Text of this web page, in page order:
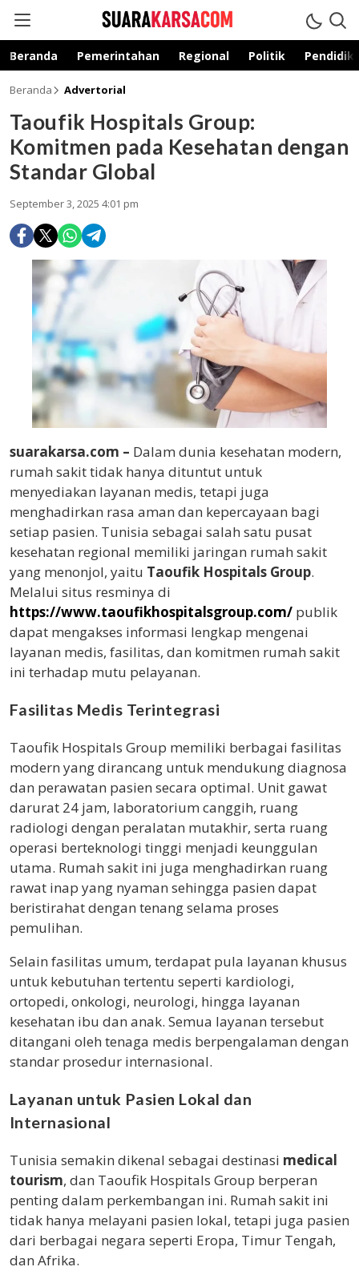
suarakarsa.com
Informasi terpercaya
Beranda Pemerintahan Regional Politik
Beranda Advertorial
Taoufik Hospitals Group:
Komitmen pada Kesehatan dengan
Standar Global
September 3, 2025 4:01 pm
suarakarsa.com – Dalam dunia kesehatan modern,
rumah sakit tidak hanya dituntut untuk
menyediakan layanan medis, tetapi juga
menghadirkan rasa aman dan kepercayaan bagi
setiap pasien. Tunisia sebagai salah satu pusat
kesehatan regional memiliki jaringan rumah sakit
yang menonjol, yaitu Taoufik Hospitals Group.
Melalui situs resminya di
https://www.taoufikhospitalsgroup.com/ publik
dapat mengakses informasi lengkap mengenai
layanan medis, fasilitas, dan komitmen rumah sakit
ini terhadap mutu pelayanan.
Fasilitas Medis Terintegrasi
Taoufik Hospitals Group memiliki berbagai fasilitas
modern yang dirancang untuk mendukung diagnosa
dan perawatan pasien secara optimal. Unit gawat
darurat 24 jam, laboratorium canggih, ruang
radiologi dengan peralatan mutakhir, serta ruang
operasi berteknologi tinggi menjadi keunggulan
utama. Rumah sakit ini juga menghadirkan ruang
rawat inap yang nyaman sehingga pasien dapat
beristirahat dengan tenang selama proses
pemulihan.
Selain fasilitas umum, terdapat pula layanan khusus
untuk kebutuhan tertentu seperti kardiologi,
ortopedi, onkologi, neurologi, hingga layanan
kesehatan ibu dan anak. Semua layanan tersebut
ditangani oleh tenaga medis berpengalaman dengan
standar prosedur internasional.
Layanan untuk Pasien Lokal dan
Internasional
Tunisia semakin dikenal sebagai destinasi medical
tourism, dan Taoufik Hospitals Group berperan
penting dalam perkembangan ini. Rumah sakit ini
tidak hanya melayani pasien lokal, tetapi juga pasien
dari berbagai negara seperti Eropa, Timur Tengah,
dan Afrika.